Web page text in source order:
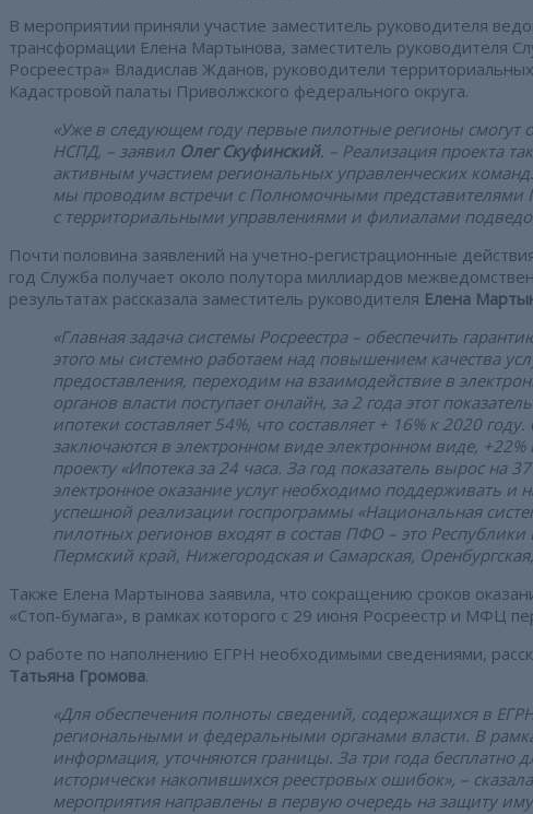
В мероприятии приняли участие заместитель руководителя
трансформации Елена Мартынова, заместитель руководителя
Росреестра» Владислав Жданов, руководители
Кадастровой палаты Приволжского федерального округа.
«Уже в следующем году первые пилотные регионы смогут
НСПД, – заявил Олег Скуфинский. – Реализация проекта
активным участием региональных управленческих
мы проводим встречи с Полномочными представителями
с территориальными управлениями и филиалами
Почти половина заявлений на учетно-регистрационные
год Служба получает около полутора миллиардов
результатах рассказала заместитель руководителя Елена
«Главная задача системы Росреестра – обеспечить
этого мы системно работаем над повышением качества
предоставления, переходим на взаимодействие в
органов власти поступает онлайн, за 2 года этот
ипотеки составляет 54%, что составляет + 16% к 2020
заключаются в электронном виде электронном виде, +22%
проекту «Ипотека за 24 часа. За год показатель вырос на
электронное оказание услуг необходимо поддерживать и
успешной реализации госпрограммы «Национальная
пилотных регионов входят в состав ПФО – это Республики
Пермский край, Нижегородская и Самарская,
Также Елена Мартынова заявила, что сокращению сроков
«Стоп-бумага», в рамках которого с 29 июня Росреестр и МФЦ
О работе по наполнению ЕГРН необходимыми сведениями,
Татьяна Громова.
«Для обеспечения полноты сведений, содержащихся в
региональными и федеральными органами власти. В
информация, уточняются границы. За три года бесплатно
исторически накопившихся реестровых ошибок», –
мероприятия направлены в первую очередь на защиту